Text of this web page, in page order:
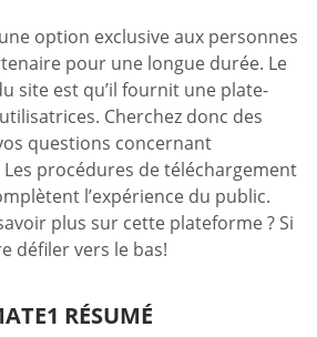
option exclusive aux personnes
pour une longue durée. Le
site est qu’il fournit une plate-
Cherchez donc des
questions concernant
Les procédures de téléchargement
l’expérience du public.
plus sur cette plateforme ? Si
défiler vers le bas!
RÉSUMÉ